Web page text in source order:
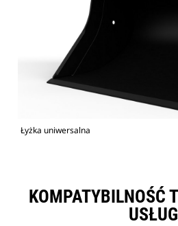
Łyżka uniwersalna
KOMPATYBILNOŚĆ
USŁUG